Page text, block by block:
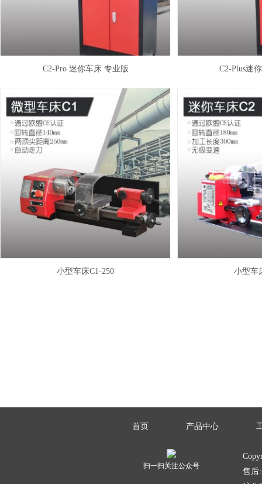
C2-Pro 迷你车床 专业版 C2-Plus迷
小型车床C1-250 小型车
首页 产品中心
扫一扫关注公众号
售后